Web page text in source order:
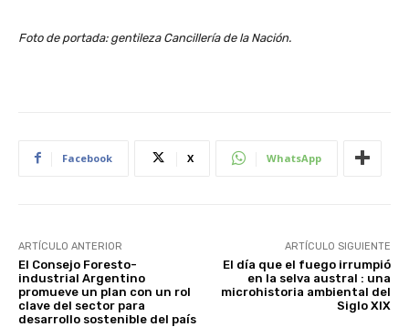
Foto de portada: gentileza Cancillería de la Nación.
Facebook X WhatsApp
ARTÍCULO ANTERIOR
El Consejo Foresto-
industrial Argentino
promueve un plan con un rol
clave del sector para
desarrollo sostenible del país
ARTÍCULO SIGUIENTE
El día que el fuego irrumpió
en la selva austral : una
microhistoria ambiental del
Siglo XIX